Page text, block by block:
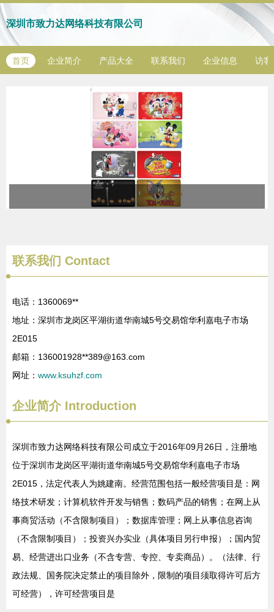
深圳市致力达网络科技有限公司
首页 企业简介 产品大全 联系我们 企业信息 访客
联系我们 Contact
电话：1360069**
地址：深圳市龙岗区平湖街道华南城5号交易馆华利嘉电子市场
2E015
邮箱：136001928**389@163.com
网址： www.ksuhzf.com
企业简介Introduction
深圳市致力达网络科技有限公司成立于2016年09月26日，注册地
位于深圳市龙岗区平湖街道华南城5号交易馆华利嘉电子市场
2E015，法定代表人为姚建南。经营范围包括一般经营项目是：网
络技术研发；计算机软件开发与销售；数码产品的销售；在网上从
事商贸活动（不含限制项目）；数据库管理；网上从事信息咨询
（不含限制项目）；投资兴办实业（具体项目另行申报）；国内贸
易、经营进出口业务（不含专营、专控、专卖商品）。（法律、行
政法规、国务院决定禁止的项目除外，限制的项目须取得许可后方
可经营），许可经营项目是